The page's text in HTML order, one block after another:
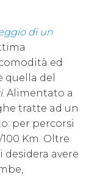
di un
ed
quella del
. Alimentato a
tratte ad un
per percorsi
Km. Oltre
avere